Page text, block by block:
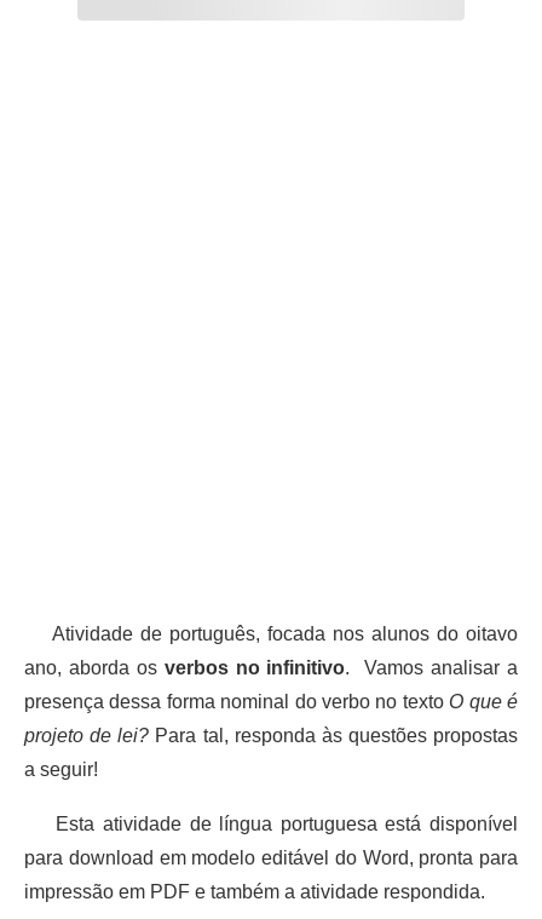
Atividade de português, focada nos alunos do oitavo
ano, aborda os verbos no infinitivo. Vamos analisar a
presença dessa forma nominal do verbo no texto O que é
projeto de lei? Para tal, responda às questões propostas
a seguir!
Esta atividade de língua portuguesa está disponível
para download em modelo editável do Word, pronta para
impressão em PDF e também a atividade respondida.